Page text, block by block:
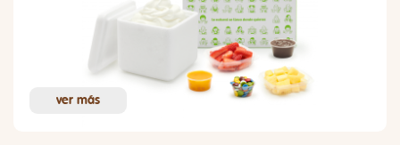
ver más